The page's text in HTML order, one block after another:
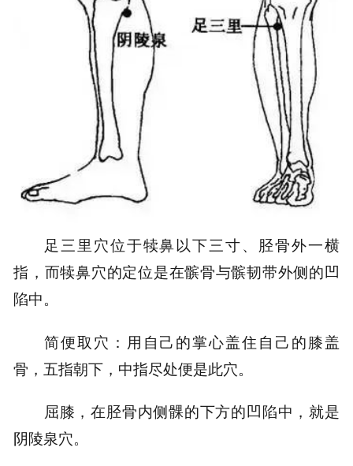
足三里穴位于犊鼻以下三寸、胫骨外一横
指，而犊鼻穴的定位是在髌骨与髌韧带外侧的凹
陷中。
简便取穴：用自己的掌心盖住自己的膝盖
骨，五指朝下，中指尽处便是此穴。
屈膝，在胫骨内侧髁的下方的凹陷中，就是
阴陵泉穴。